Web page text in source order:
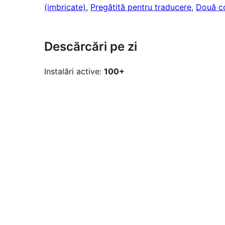
(imbricate), Pregătită pentru traducere, Două
Descărcări pe zi
Instalări active: 100+